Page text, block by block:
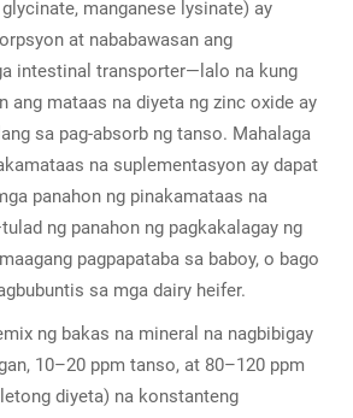
manganese lysinate) ay
at nababawasan ang
intestinal transporter—lalo na kung
ang mataas na diyeta ng zinc oxide ay
sa pag-absorb ng tanso. Mahalaga
na suplementasyon ay dapat
panahon ng pinakamataas na
ng panahon ng pagkakalagay ng
pagpapataba sa baboy, o bago
sa mga dairy heifer.
ng bakas na mineral na nagbibigay
10–20 ppm tanso, at 80–120 ppm
diyeta) na konstanteng